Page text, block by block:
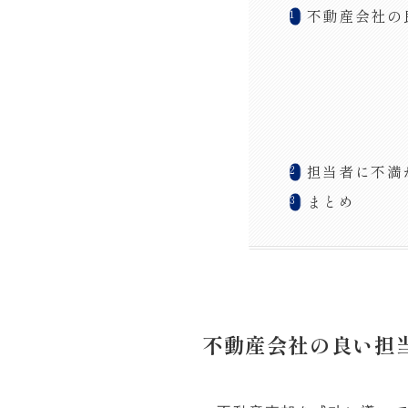
不動産会社
担当者に不
まとめ
不動産会社の良い担